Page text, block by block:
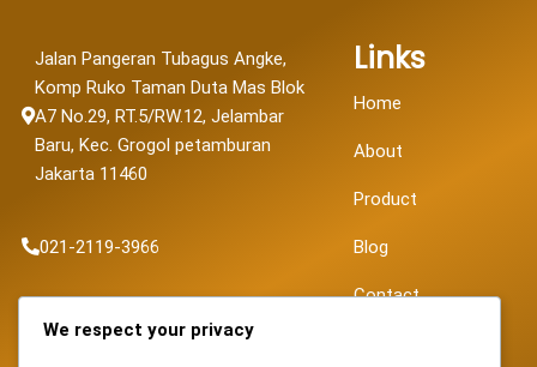
Jalan Pangeran Tubagus Angke,
Komp Ruko Taman Duta Mas Blok
A7 No.29, RT.5/RW.12, Jelambar
Baru, Kec. Grogol petamburan
Jakarta 11460
021-2119-3966
sales@fortunapancaransakti.com
Links
Home
About
Product
Blog
Contact
We respect your privacy